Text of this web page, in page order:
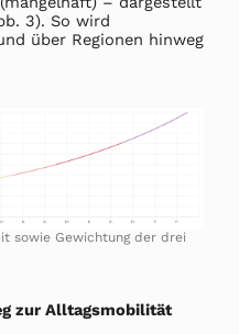
3). So wird
über Regionen hinweg
sowie Gewichtung der drei
zur Alltagsmobilität